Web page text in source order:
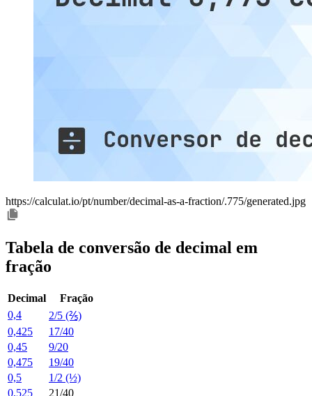
https://calculat.io/pt/number/decimal-as-a-fraction/.775/generated.jpg
Tabela de conversão de decimal em
fração
Decimal
Fração
0,4
2/5 (⅖)
0,425
17/40
0,45
9/20
0,475
19/40
0,5
1/2 (½)
0,525
21/40